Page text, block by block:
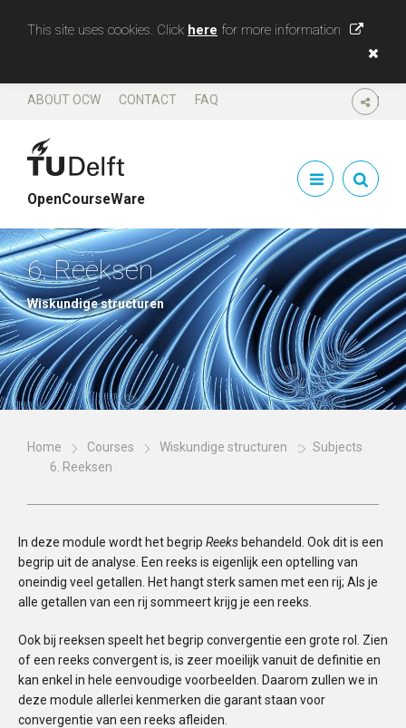
This site uses cookies. Click here for more information
SHARE
ABOUT OCW CONTACT FAQ
OpenCourseWare
6. Reeksen
Wiskundige structuren
Home Courses Wiskundige structuren
Subjects
6. Reeksen
In deze module wordt het begrip Reeks behandeld. Ook dit is een
begrip uit de analyse. Een reeks is eigenlijk een optelling van
oneindig veel getallen. Het hangt sterk samen met een rij; Als je
alle getallen van een rij sommeert krijg je een reeks.
Ook bij reeksen speelt het begrip convergentie een grote rol. Zien
of een reeks convergent is, is zeer moeilijk vanuit de definitie en
kan enkel in hele eenvoudige voorbeelden. Daarom zullen we in
deze module allerlei kenmerken die garant staan voor
convergentie van een reeks afleiden.